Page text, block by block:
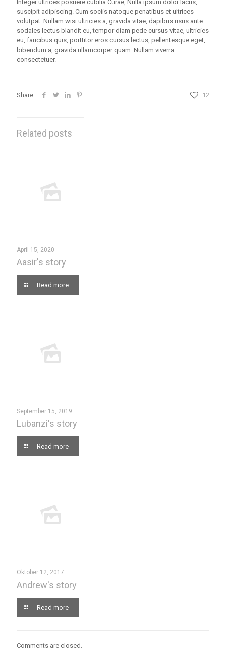
Integer ultrices posuere cubilia Curae, Nulla ipsum dolor lacus,
suscipit adipiscing. Cum sociis natoque penatibus et ultrices
volutpat. Nullam wisi ultricies a, gravida vitae, dapibus risus ante
sodales lectus blandit eu, tempor diam pede cursus vitae, ultricies
eu, faucibus quis, porttitor eros cursus lectus, pellentesque eget,
bibendum a, gravida ullamcorper quam. Nullam viverra
consectetuer.
Share 12
Related posts
April 15, 2020
Aasir's story
Read more
September 15, 2019
Lubanzi's story
Read more
Oktober 12, 2017
Andrew's story
Read more
Comments are closed.